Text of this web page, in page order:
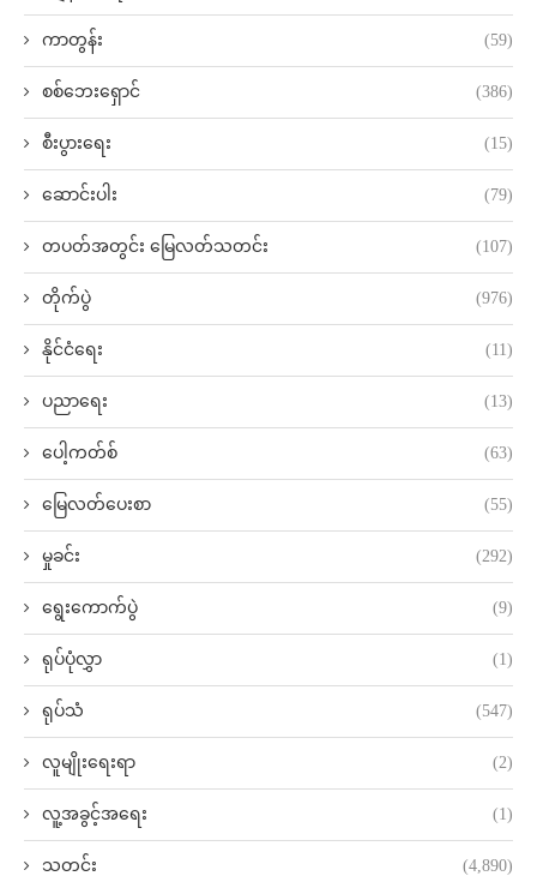
ကာတွန်း (59)
စစ်ဘေးရှောင် (386)
စီးပွားရေး (15)
ဆောင်းပါး (79)
တပတ်အတွင်း မြေလတ်သတင်း (107)
တိုက်ပွဲ (976)
နိုင်ငံရေး (11)
ပညာရေး (13)
ပေါ့ကတ်စ် (63)
မြေလတ်ပေးစာ (55)
မှုခင်း (292)
ရွေးကောက်ပွဲ (9)
ရုပ်ပုံလွှာ (1)
ရုပ်သံ (547)
လူမျိုးရေးရာ (2)
လူ့အခွင့်အရေး (1)
သတင်း (4,890)